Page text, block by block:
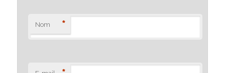
Nom *